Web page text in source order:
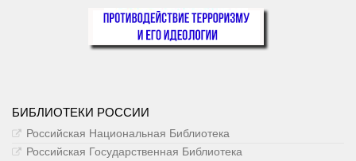
БИБЛИОТЕКИ РОССИИ
Российская Национальная Библиотека
Российская Государственная Библиотека